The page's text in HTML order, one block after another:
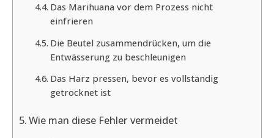
Das Marihuana vor dem Prozess nicht
einfrieren
Die Beutel zusammendrücken, um die
Entwässerung zu beschleunigen
Das Harz pressen, bevor es vollständig
getrocknet ist
Wie man diese Fehler vermeidet